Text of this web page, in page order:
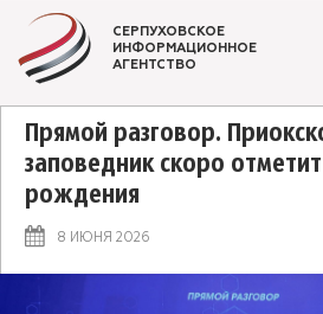
СЕРПУХОВСКОЕ
ИНФОРМАЦИОННОЕ
АГЕНТСТВО
Прямой разговор.
заповедник скоро
рождения
8 ИЮНЯ 2026